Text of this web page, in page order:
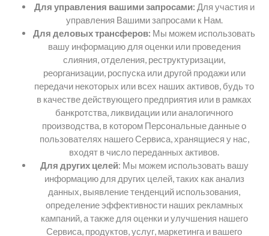
Для управления вашими запросами: Для участия и
управления Вашими запросами к Нам.
Для деловых трансферов: Мы можем использовать
вашу информацию для оценки или проведения
слияния, отделения, реструктуризации,
реорганизации, роспуска или другой продажи или
передачи некоторых или всех наших активов, будь то
в качестве действующего предприятия или в рамках
банкротства, ликвидации или аналогичного
производства, в котором Персональные данные о
пользователях нашего Сервиса, хранящиеся у нас,
входят в число переданных активов.
Для других целей: Мы можем использовать вашу
информацию для других целей, таких как анализ
данных, выявление тенденций использования,
определение эффективности наших рекламных
кампаний, а также для оценки и улучшения нашего
Сервиса, продуктов, услуг, маркетинга и вашего